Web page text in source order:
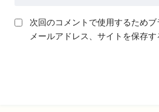
次回のコメントで使用するためブ
メールアドレス、サイトを保存す